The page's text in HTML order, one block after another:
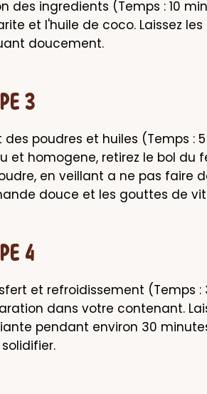
des ingredients (Temps : 10
et l'huile de coco. Laissez
doucement.
3
des poudres et huiles (Temps :
et homogene, retirez le bol du
en veillant a ne pas faire
douce et les gouttes de
4
et refroidissement (Temps
dans votre contenant.
pendant environ 30